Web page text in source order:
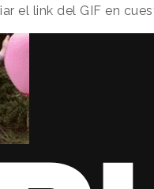
el link del GIF en